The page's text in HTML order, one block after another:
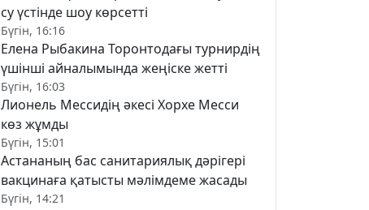
су үстінде шоу көрсетті
Бүгін, 16:16
Елена Рыбакина Торонтодағы турнирдің
үшінші айналымында жеңіске жетті
Бүгін, 16:03
Лионель Мессидің әкесі Хорхе Месси
көз жұмды
Бүгін, 15:01
Астананың бас санитариялық дәрігері
вакцинаға қатысты мәлімдеме жасады
Бүгін, 14:21